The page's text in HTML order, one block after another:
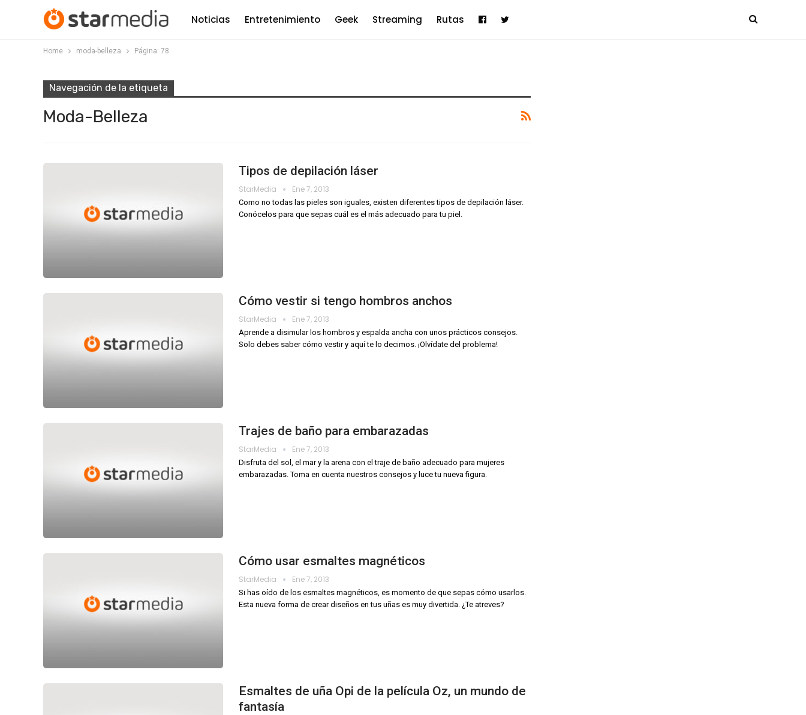
Noticias Entretenimiento Geek Streaming Rutas
Home moda-belleza Página: 78
Navegación de la etiqueta
Moda-Belleza
Tipos de depilación láser
StarMedia Ene 7, 2013
Como no todas las pieles son iguales, existen diferentes tipos de depilación láser.
Conócelos para que sepas cuál es el más adecuado para tu piel.
Cómo vestir si tengo hombros anchos
StarMedia Ene 7, 2013
Aprende a disimular los hombros y espalda ancha con unos prácticos consejos.
Solo debes saber cómo vestir y aquí te lo decimos. ¡Olvídate del problema!
Trajes de baño para embarazadas
StarMedia Ene 7, 2013
Disfruta del sol, el mar y la arena con el traje de baño adecuado para mujeres
embarazadas. Toma en cuenta nuestros consejos y luce tu nueva figura.
Cómo usar esmaltes magnéticos
StarMedia Ene 7, 2013
Si has oído de los esmaltes magnéticos, es momento de que sepas cómo usarlos.
Esta nueva forma de crear diseños en tus uñas es muy divertida. ¿Te atreves?
Esmaltes de uña Opi de la película Oz, un mundo de
fantasía